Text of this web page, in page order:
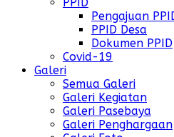
Pengajuan
PPID Desa
Dokumen PPID
Covid-19
Galeri
Semua Galeri
Galeri Kegiatan
Galeri Pasebaya
Galeri Penghargaan